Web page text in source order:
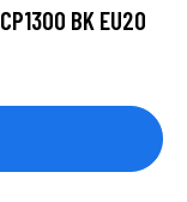
BK EU20